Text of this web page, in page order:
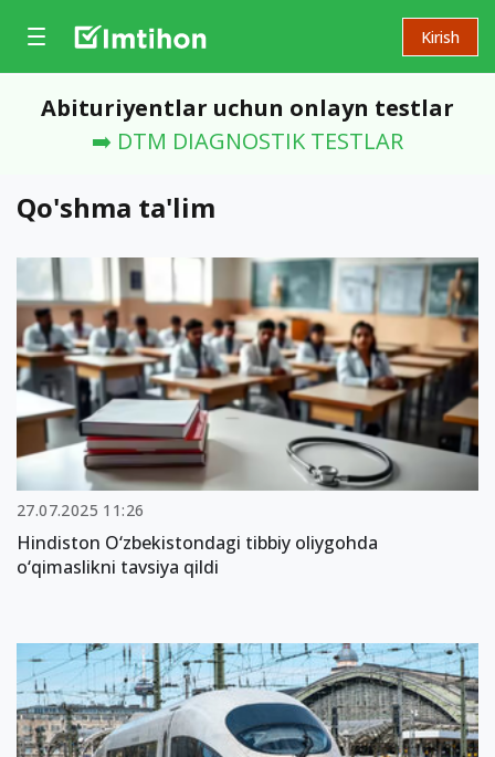
Kirish
Abituriyentlar uchun onlayn testlar
➡️ DTM DIAGNOSTIK TESTLAR
Qo'shma ta'lim
27.07.2025 11:26
Hindiston O‘zbekistondagi tibbiy oliygohda
o‘qimaslikni tavsiya qildi